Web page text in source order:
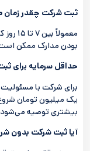
ثبت شرکت چقدر زمان
بودن مدارک ممکن
حداقل سرمایه برای
برای شرکت با
یک میلیون تومان
بیشتری توصیه
آیا ثبت شرکت بدون